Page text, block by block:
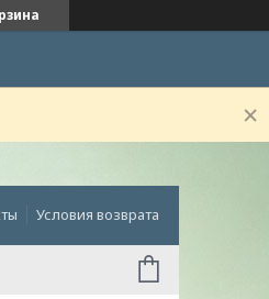
Условия возврата